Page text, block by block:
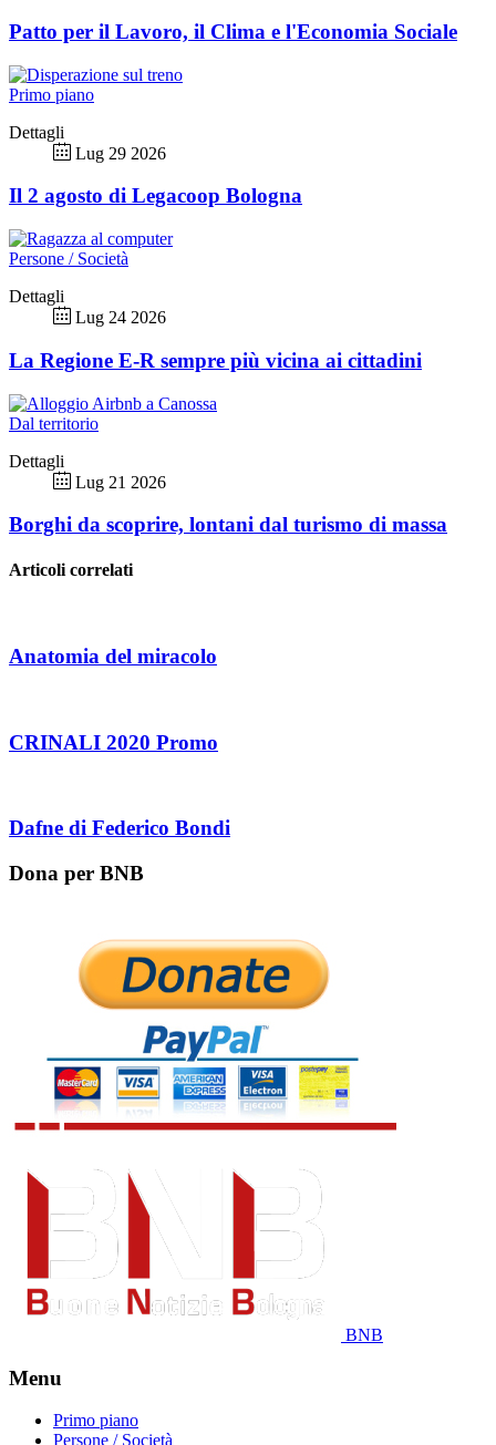
Patto per il Lavoro, il Clima e l'Economia Sociale
Primo piano
Dettagli
Lug 29 2026
Il 2 agosto di Legacoop Bologna
Persone / Società
Dettagli
Lug 24 2026
La Regione E-R sempre più vicina ai cittadini
Dal territorio
Dettagli
Lug 21 2026
Borghi da scoprire, lontani dal turismo di massa
Articoli correlati
Anatomia del miracolo
CRINALI 2020 Promo
Dafne di Federico Bondi
Dona per BNB
BNB
Menu
Primo piano
Persone / Società